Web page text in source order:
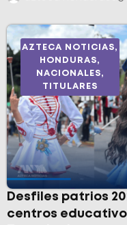
AZTECA NOTICIAS,
HONDURAS,
NACIONALES,
TITULARES
Desfiles patrios
centros